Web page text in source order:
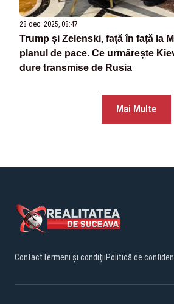
28 dec. 2025, 08:47
Trump și Zelenski, față în față la
planul de pace. Ce urmărește
dure transmise de Rusia
Mai Multe
ContactTermeni și condițiiPolitică de